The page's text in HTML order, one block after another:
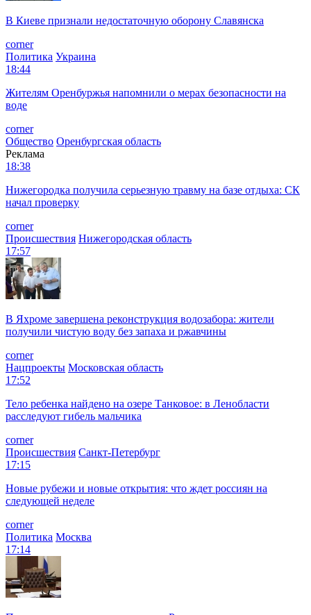
В Киеве признали недостаточную оборону Славянска
corner
Политика Украина
18:44
Жителям Оренбуржья напомнили о мерах безопасности на
воде
corner
Общество Оренбургская область
Реклама
18:38
Нижегородка получила серьезную травму на базе отдыха: СК
начал проверку
corner
Происшествия Нижегородская область
17:57
В Яхроме завершена реконструкция водозабора: жители
получили чистую воду без запаха и ржавчины
corner
Нацпроекты Московская область
17:52
Тело ребенка найдено на озере Танковое: в Ленобласти
расследуют гибель мальчика
corner
Происшествия Санкт-Петербург
17:15
Новые рубежи и новые открытия: что ждет россиян на
следующей неделе
corner
Политика Москва
17:14